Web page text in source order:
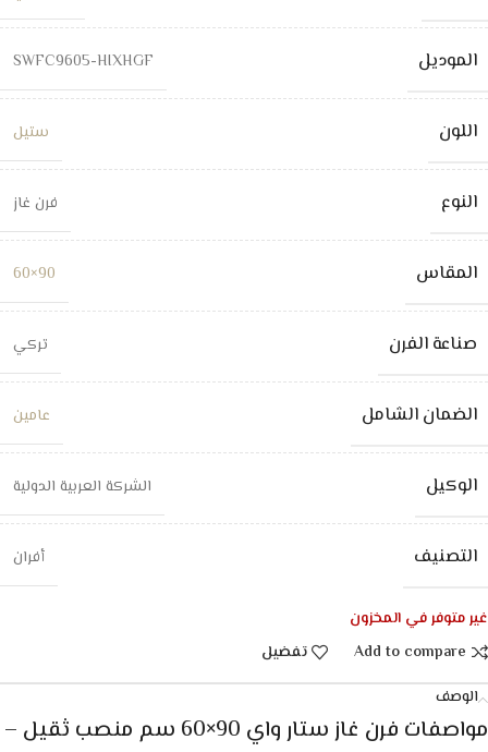
الموديل SWFC9605-HIXHGF
اللون ستيل
النوع فرن غاز
المقاس 90×60
صناعة الفرن تركي
الضمان الشامل عامين
الوكيل الشركة العربية الدولية
التصنيف أفران
غير متوفر في المخزون
Add to compare
تفضيل
الوصف
مواصفات فرن غاز ستار واي 90×60 سم منصب ثقيل –